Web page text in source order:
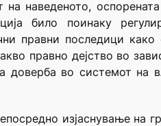
наведеното,
било поинаку
правни последици
правно дејство во
доверба во системот на
изјаснување на